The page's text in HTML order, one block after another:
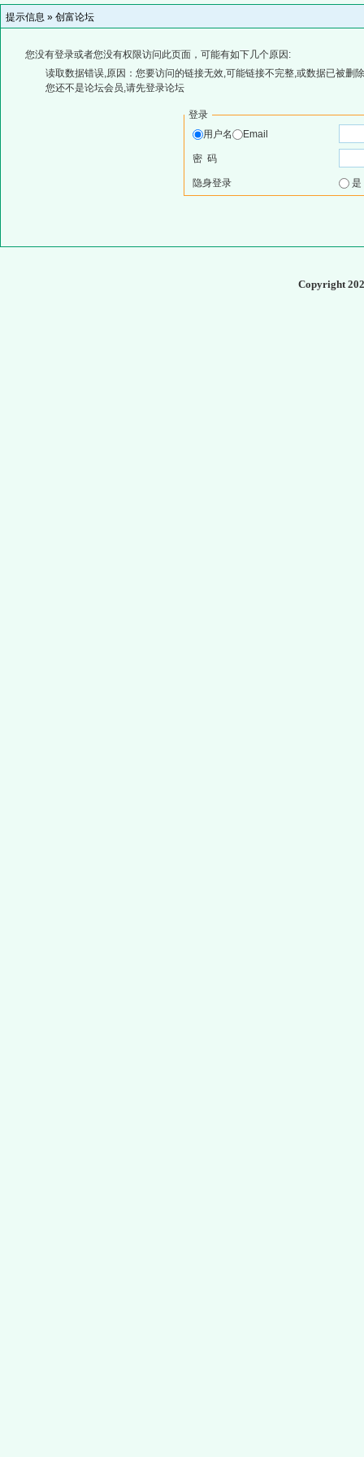
提示信息 » 创富论坛
您没有登录或者您没有权限访问此页面，可能有如下几个原因:
读取数据错误,原因：您要访问的链接无效,可能链接不完整,或数据已被删
您还不是论坛会员,请先登录论坛
登录
用户名
Email
密 码
隐身登录
Copyright